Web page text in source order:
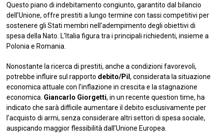
Questo piano di indebitamento congiunto, garantito dal bilancio
dell’Unione, offre prestiti a lungo termine con tassi competitivi per
sostenere gli Stati membri nell’adempimento degli obiettivi di
spesa della Nato. L’Italia figura tra i principali richiedenti, insieme a
Polonia e Romania.
Nonostante la ricerca di prestiti, anche a condizioni favorevoli,
potrebbe influire sul rapporto debito/Pil, considerata la situazione
economica attuale con l’inflazione in crescita e la stagnazione
economica. Giancarlo Giorgetti, in un recente question time, ha
indicato che sarà difficile aumentare il debito esclusivamente per
l’acquisto di armi, senza considerare altri settori di spesa sociale,
auspicando maggior flessibilità dall’Unione Europea.